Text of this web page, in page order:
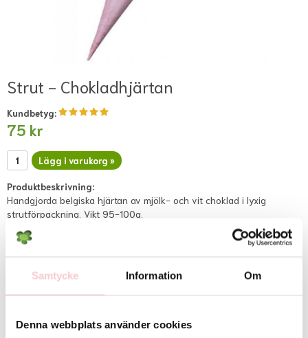
Samtycke Information Om
Denna webbplats använder cookies
Strut - Chokladhjärtan
Kundbetyg:
75 kr
Lägg i varukorg »
Produktbeskrivning:
Handgjorda belgiska hjärtan av mjölk- och vit choklad i lyxig
strutförpackning. Vikt 95-100g.
Skickas via postpaket. 1-3
övriga produktkategorier på Flowerhouse.se.
kakaomassa, emulgeringsmedel (sojalecitin), arom (vanilj)), smörolja, socker,
HASSELNÖTTER, MANDEL, vegetabiliskt fett, sojamjöl, vegetabilisk olja (solros),